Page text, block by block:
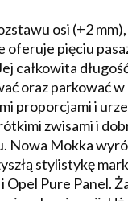
osi (+2
oferuje pięciu
całkowita
oraz parkować
proporcjami i
zwisami i
Nowa Mokka
stylistykę
Opel Pure Panel.